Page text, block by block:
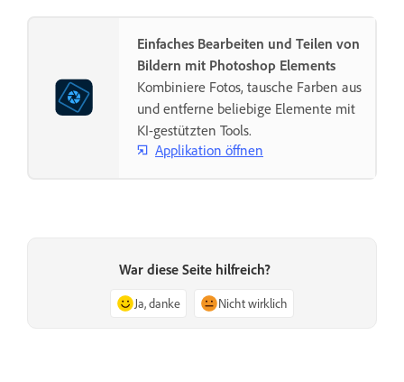
Einfaches Bearbeiten und Teilen von
Bildern mit Photoshop Elements
Kombiniere Fotos, tausche Farben aus
und entferne beliebige Elemente mit
KI-gestützten Tools.
Applikation öffnen
War diese Seite hilfreich?
Ja, danke Nicht wirklich